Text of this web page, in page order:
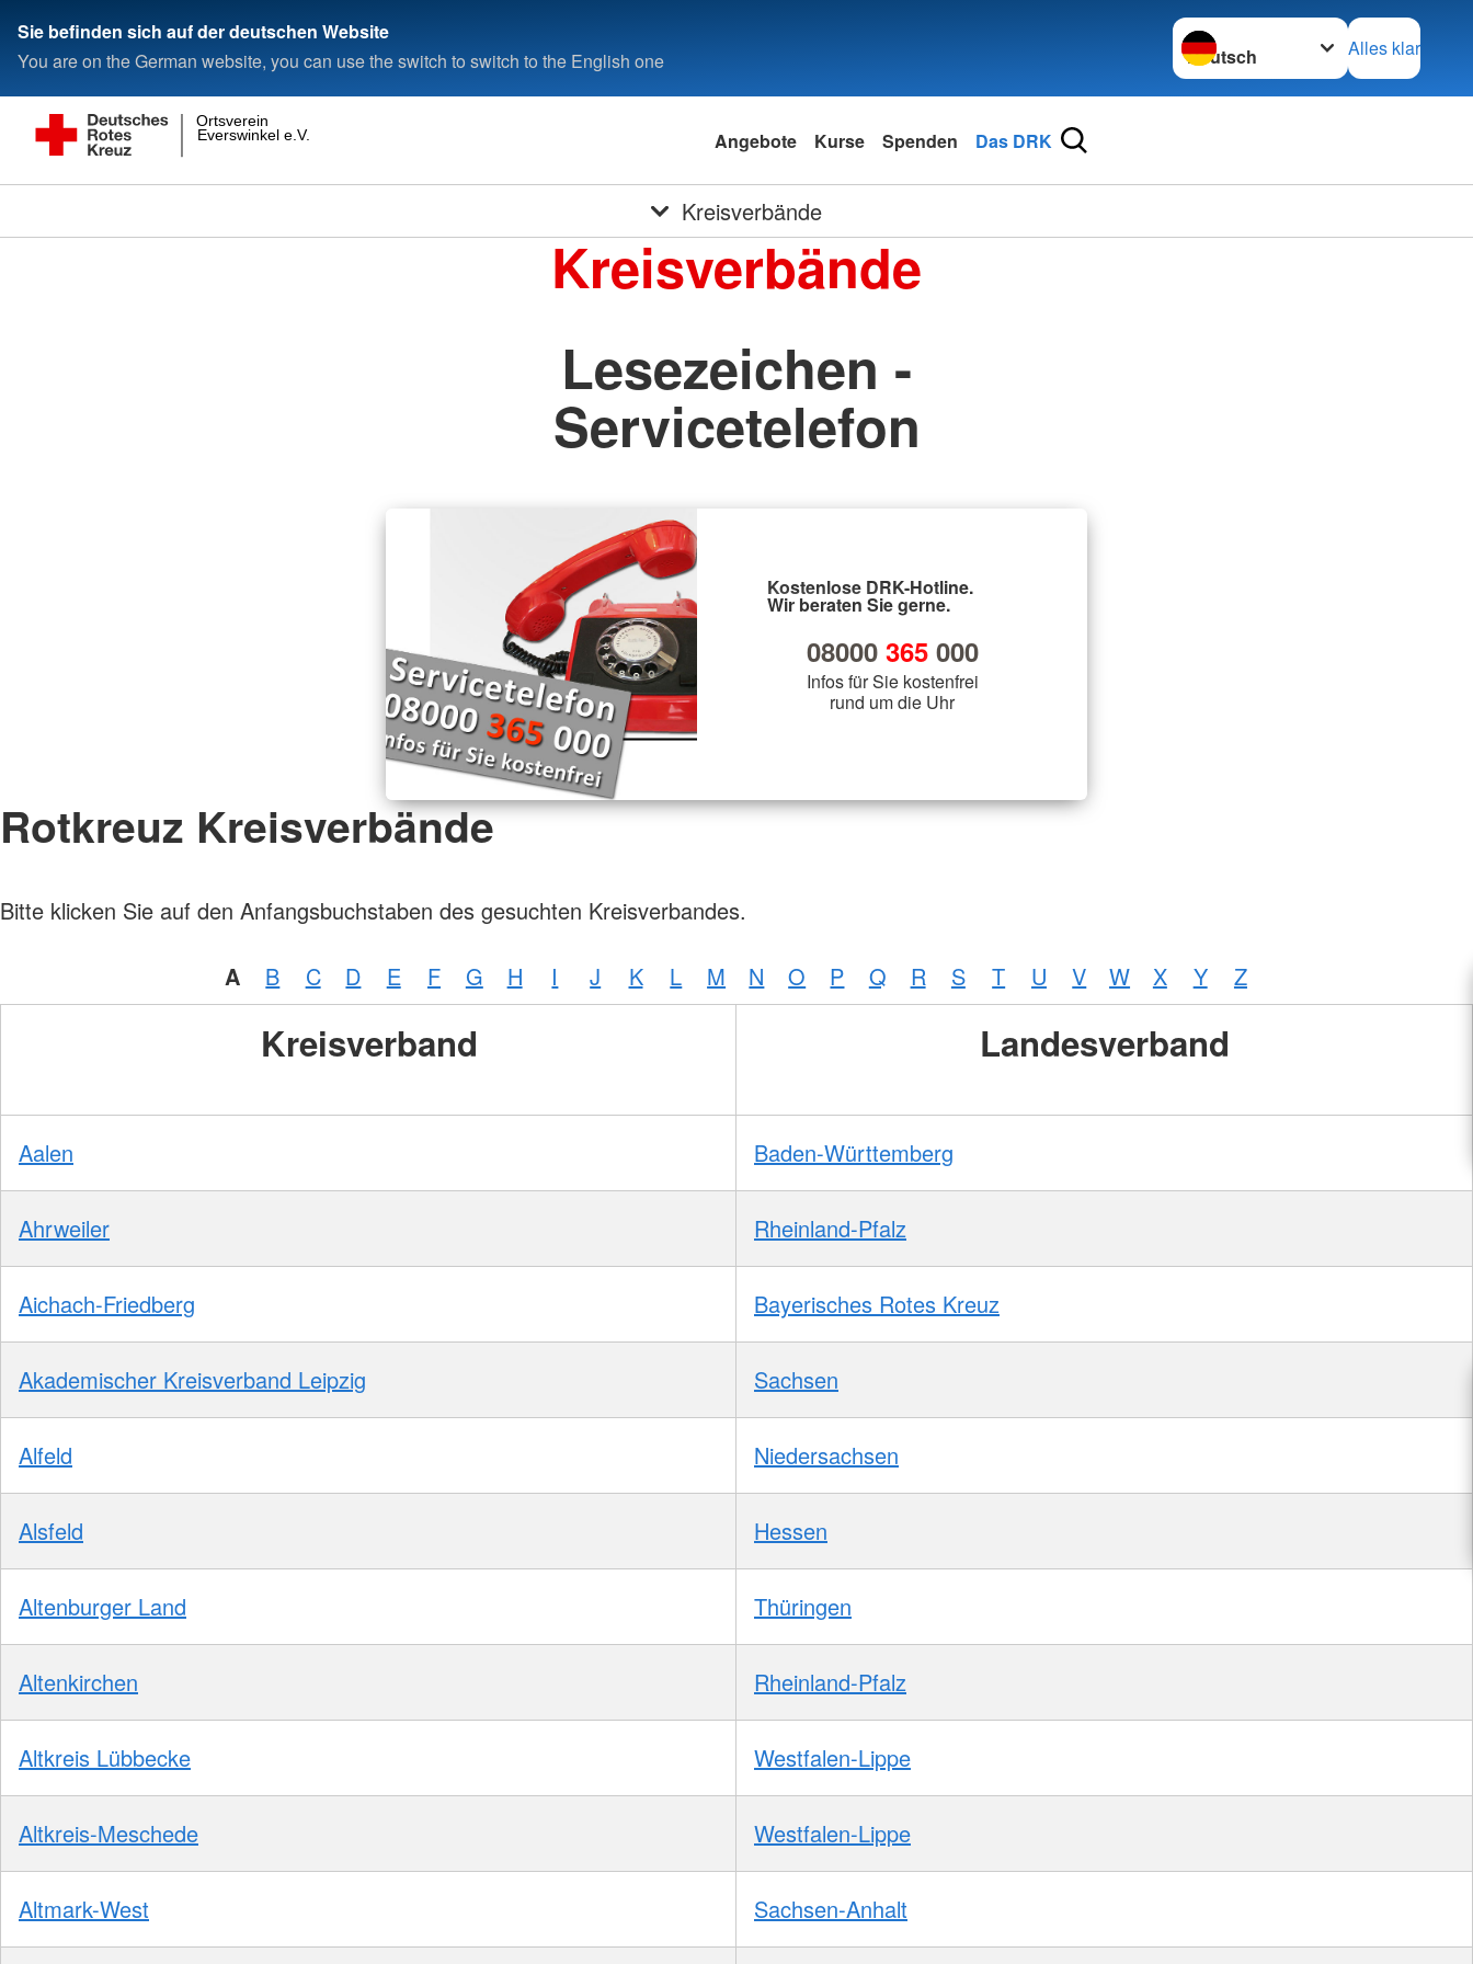
Sie befinden sich auf der deutschen Website
You are on the German website, you can use the switch to switch to the English one
Sprache wechseln zu
Alles klar
Everswinkel e.V.
Ortsverein
Angebote Kurse Spenden Das DRK
Kreisverbände
Kreisverbände
Lesezeichen -
Servicetelefon
Kostenlose DRK-Hotline.
Wir beraten Sie gerne.
08000 365000
Infos für Sie kostenfrei
rund um die Uhr
Rotkreuz Kreisverbände
Bitte klicken Sie auf den Anfangsbuchstaben des gesuchten Kreisverbandes.
A B C D E F G H I J K L M N O P Q R S T U V W X Y Z
Kreisverband Landesverband
Aalen Baden-Württemberg
Ahrweiler Rheinland-Pfalz
Aichach-Friedberg Bayerisches Rotes Kreuz
Akademischer Kreisverband Leipzig Sachsen
Alfeld Niedersachsen
Alsfeld Hessen
Altenburger Land Thüringen
Altenkirchen Rheinland-Pfalz
Altkreis Lübbecke Westfalen-Lippe
Altkreis-Meschede Westfalen-Lippe
Altmark-West Sachsen-Anhalt